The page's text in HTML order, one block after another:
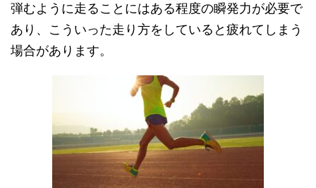
弾むように走ることにはある程度の瞬発力が必要で
あり、こういった走り方をしていると疲れてしまう
場合があります。